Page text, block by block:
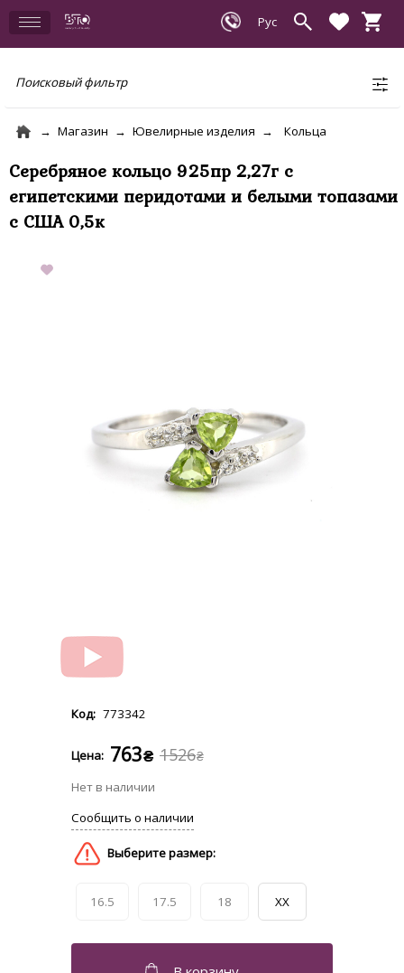
Поисковый фильтр
Магазин Ювелирные изделия Кольца
Серебряное кольцо 925пр 2,27г с
египетскими перидотами и белыми топазами
с США 0,5к
773342
1526₴
763₴
16.5 17.5 18 XX